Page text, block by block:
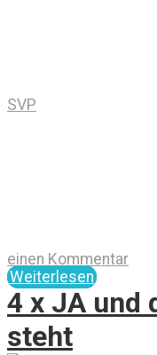
SVP
einen Kommentar
Weiterlesen
4 x JA und
steht